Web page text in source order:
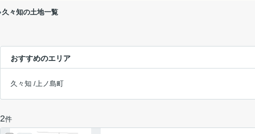
久々知の土地一覧
おすすめのエリア
久々知 / 上ノ島町
2件